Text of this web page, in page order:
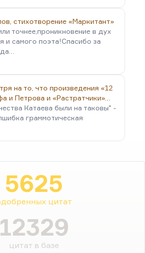
стихотворение «Маркитант»
точнее,проникновение в дух
и самого поэта!Спасибо за
на то, что произведения «12
и Петрова и «Растратчики»…
Катаева были на таковы" -
граммотическая
5625
цитат
12329
цитат в базе